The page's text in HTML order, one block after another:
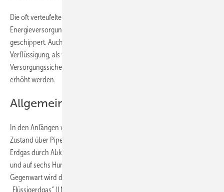
Die oft verteufelte Globalisierung treibt auch Blüten in Bezug auf die
Energieversorgung. Nicht nur Kohle und Erdöl wird um die halbe Welt
geschippert. Auch Erdgas bietet sich, nach entsprechender
Verflüssigung, als weltweites Handelsgut an. Die
Versorgungssicherheit eines Landes kann dadurch
erhöht werden.
Allgemeiner Sprachgebrauch
In den Anfängen wurde Erdgas ausschließlich im gasförmigen
Zustand über Pipelines transportiert. Im Laufe der Zeit gelang es,
Erdgas durch Abkühlung auf minus 160 Grad Celsius zu verflüssigen
und auf sechs Hundertstel seines Volumens zu komprimieren. In der
Gegenwart wird der Energieträger bereits zu 30 Prozent als
„Flüssigerdgas“ (LNG) in Tankern verschifft. Diese Entwicklung hat